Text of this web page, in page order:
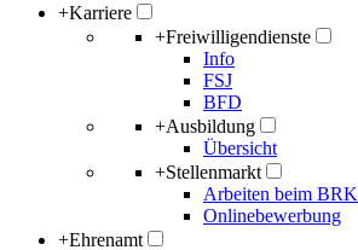
+Karriere
+Freiwilligendienste
Info
FSJ
BFD
+Ausbildung
Übersicht
+Stellenmarkt
Arbeiten beim BRK
Onlinebewerbung
+Ehrenamt